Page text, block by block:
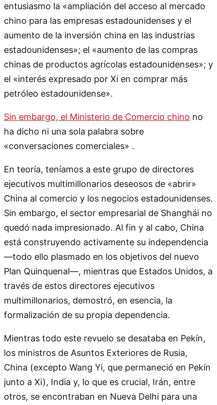
entusiasmo la «ampliación del acceso al mercado
chino para las empresas estadounidenses y el
aumento de la inversión china en las industrias
estadounidenses»; el «aumento de las compras
chinas de productos agrícolas estadounidenses»; y
el «interés expresado por Xi en comprar más
petróleo estadounidense».
Sin embargo, el Ministerio de Comercio chino no
ha dicho ni una sola palabra sobre
«conversaciones comerciales» .
En teoría, teníamos a este grupo de directores
ejecutivos multimillonarios deseosos de «abrir»
China al comercio y los negocios estadounidenses.
Sin embargo, el sector empresarial de Shanghái no
quedó nada impresionado. Al fin y al cabo, China
está construyendo activamente su independencia
—todo ello plasmado en los objetivos del nuevo
Plan Quinquenal—, mientras que Estados Unidos, a
través de estos directores ejecutivos
multimillonarios, demostró, en esencia, la
formalización de su propia dependencia.
Mientras todo este revuelo se desataba en Pekín,
los ministros de Asuntos Exteriores de Rusia,
China (excepto Wang Yi, que permaneció en Pekín
junto a Xi), India y, lo que es crucial, Irán, entre
otros, se encontraban en Nueva Delhi para una